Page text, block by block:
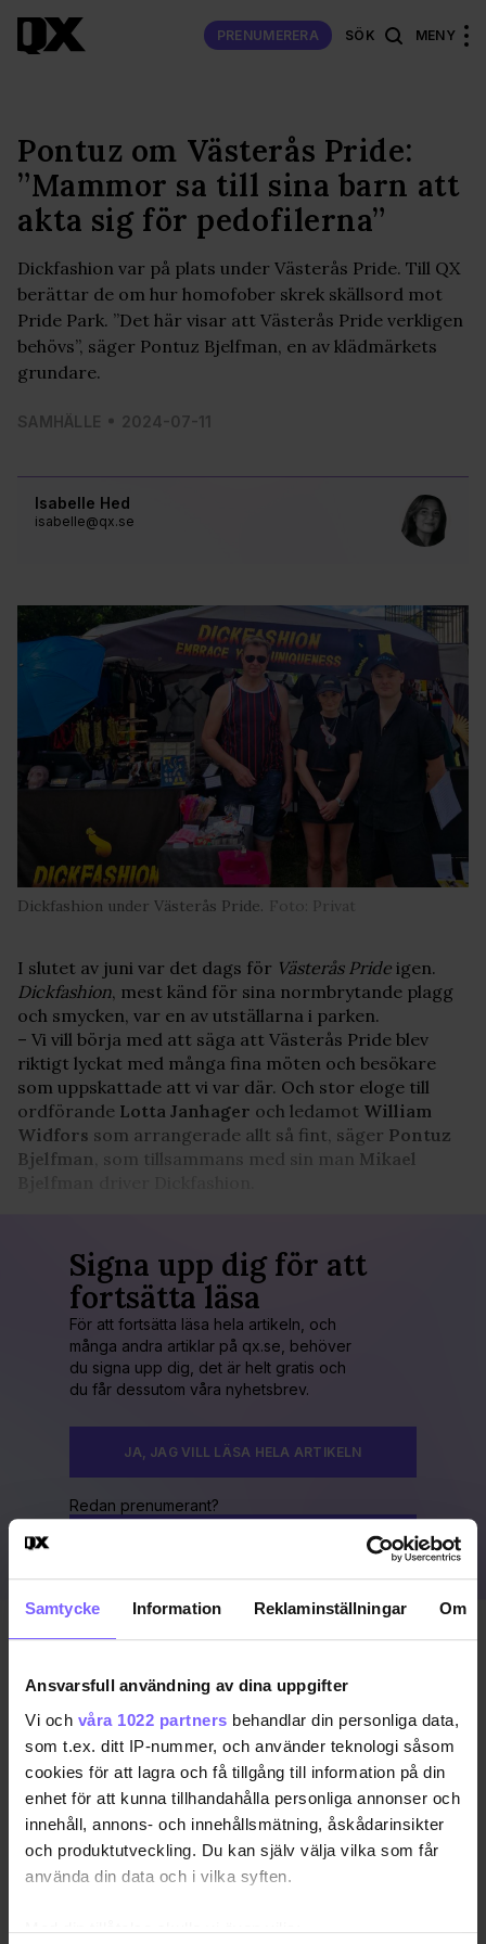
Samtycke Information Reklaminställningar Om
Ansvarsfull användning av dina uppgifter
Vi och våra 1022 partners behandlar din personliga data,
som t.ex. ditt IP-nummer, och använder teknologi såsom
cookies för att lagra och få tillgång till information på din
enhet för att kunna tillhandahålla personliga annonser och
innehåll, annons- och innehållsmätning, åskådarinsikter
och produktutveckling. Du kan själv välja vilka som får
använda din data och i vilka syften.
Med din tillåtelse skulle vi även vilja:
PRENUMERERA SÖK MENY
Isabelle Hed
isabelle@qx.se
Pontuz om Västerås Pride:
”Mammor sa till sina barn att
akta sig för pedofilerna”
Dickfashion var på plats under Västerås Pride. Till QX
berättar de om hur homofober skrek skällsord mot
Pride Park. ”Det här visar att Västerås Pride verkligen
behövs”, säger Pontuz Bjelfman, en av klädmärkets
grundare.
SAMHÄLLE 2024-07-11
Dickfashion under Västerås Pride. Foto: Privat
I slutet av juni var det dags för Västerås Pride igen.
Dickfashion, mest känd för sina normbrytande plagg
och smycken, var en av utställarna i parken.
– Vi vill börja med att säga att Västerås Pride blev
riktigt lyckat med många fina möten och besökare
som uppskattade att vi var där. Och stor eloge till
ordförande Lotta Janhager och ledamot William
Widfors som arrangerade allt så fint, säger Pontuz
Bjelfman , som tillsammans med sin man Mikael
Signa upp dig för att
fortsätta läsa
För att fortsätta läsa hela artikeln, och
många andra artiklar på qx.se, behöver
du signa upp dig, det är helt gratis och
du får dessutom våra nyhetsbrev.
JA, JAG VILL LÄSA HELA ARTIKELN
Redan prenumerant?
HOMOFOBI HOMOHAT PRIDE PRIDE 2024
VÄSTERÅS VÄSTERÅS PRIDE
DELA DEN HÄR ARTIKELN